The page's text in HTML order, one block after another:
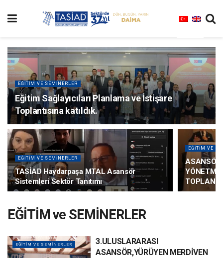
EĞİTİM VE SEMİNERLER
Eğitim Sağlayıcıları Planlama ve İstişare
Toplantısına katıldık.
EĞİTİM VE SEMİNERLER
TASİAD Haydarpaşa MTAL Asansör
Sistemleri Sektör Tanıtımı
EĞİTİM VE
ASANSÖR
EĞİTİM ve SEMİNERLER
EĞİTİM VE SEMİNERLER
3.ULUSLARARASI
ASANSÖR,YÜRÜYEN MERDİVEN